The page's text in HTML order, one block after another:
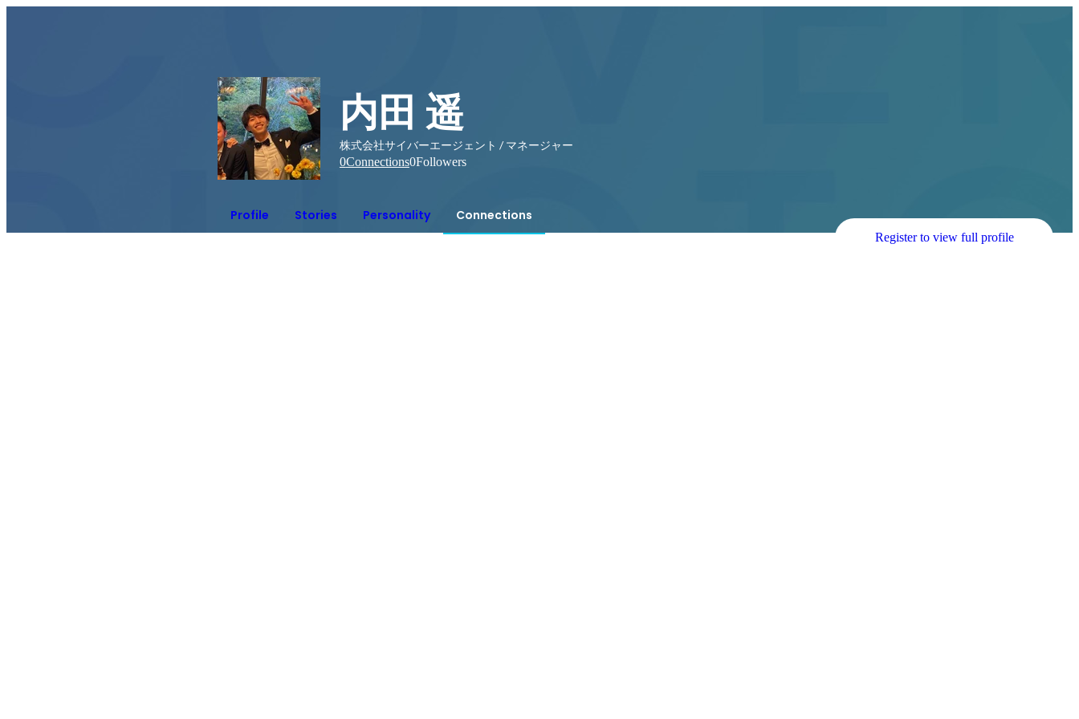
内田 遥
株式会社サイバーエージェント / マネージャー
0Connections0Followers
Profile Stories Personality Connections
Register to view full profile